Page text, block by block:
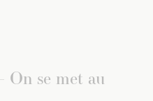
On se met au